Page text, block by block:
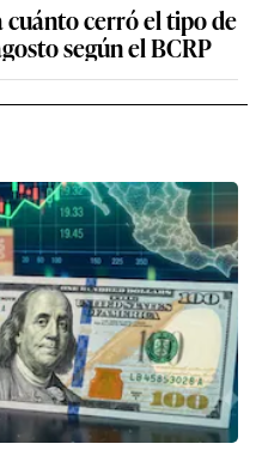
cuánto cerró el tipo de
según el BCRP